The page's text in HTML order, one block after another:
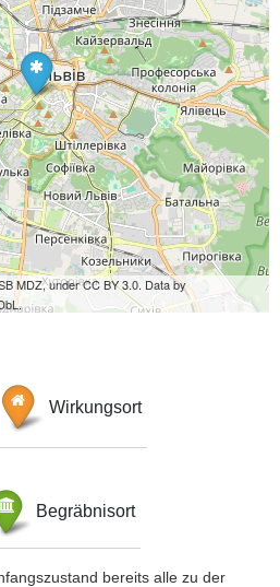
MDZ, under CC BY 3.0. Data by
Wirkungsort
Begräbnisort
bereits alle zu der